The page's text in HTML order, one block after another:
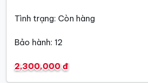
Tình trạng: Còn hàng
Bảo hành: 12
2,300,000 đ